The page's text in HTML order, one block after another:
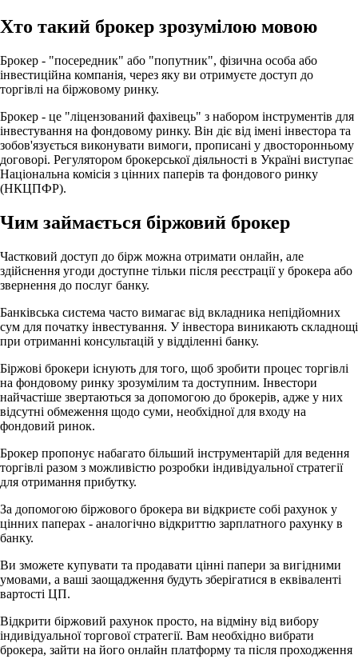
Хто такий брокер зрозумілою мовою
Брокер - "посередник" або "попутник", фізична особа або
інвестиційна компанія, через яку ви отримуєте доступ до
торгівлі на біржовому ринку.
Брокер - це "ліцензований фахівець" з набором інструментів для
інвестування на фондовому ринку. Він діє від імені інвестора та
зобов'язується виконувати вимоги, прописані у двосторонньому
договорі. Регулятором брокерської діяльності в Україні виступає
Національна комісія з цінних паперів та фондового ринку
(НКЦПФР).
Чим займається біржовий брокер
Частковий доступ до бірж можна отримати онлайн, але
здійснення угоди доступне тільки після реєстрації у брокера або
звернення до послуг банку.
Банківська система часто вимагає від вкладника непідйомних
сум для початку інвестування. У інвестора виникають складнощі
при отриманні консультацій у відділенні банку.
Біржові брокери існують для того, щоб зробити процес торгівлі
на фондовому ринку зрозумілим та доступним. Інвестори
найчастіше звертаються за допомогою до брокерів, адже у них
відсутні обмеження щодо суми, необхідної для входу на
фондовий ринок.
Брокер пропонує набагато більший інструментарій для ведення
торгівлі разом з можливістю розробки індивідуальної стратегії
для отримання прибутку.
За допомогою біржового брокера ви відкриєте собі рахунок у
цінних паперах - аналогічно відкриттю зарплатного рахунку в
банку.
Ви зможете купувати та продавати цінні папери за вигідними
умовами, а ваші заощадження будуть зберігатися в еквіваленті
вартості ЦП.
Відкрити біржовий рахунок просто, на відміну від вибору
індивідуальної торгової стратегії. Вам необхідно вибрати
брокера, зайти на його онлайн платформу та після проходження